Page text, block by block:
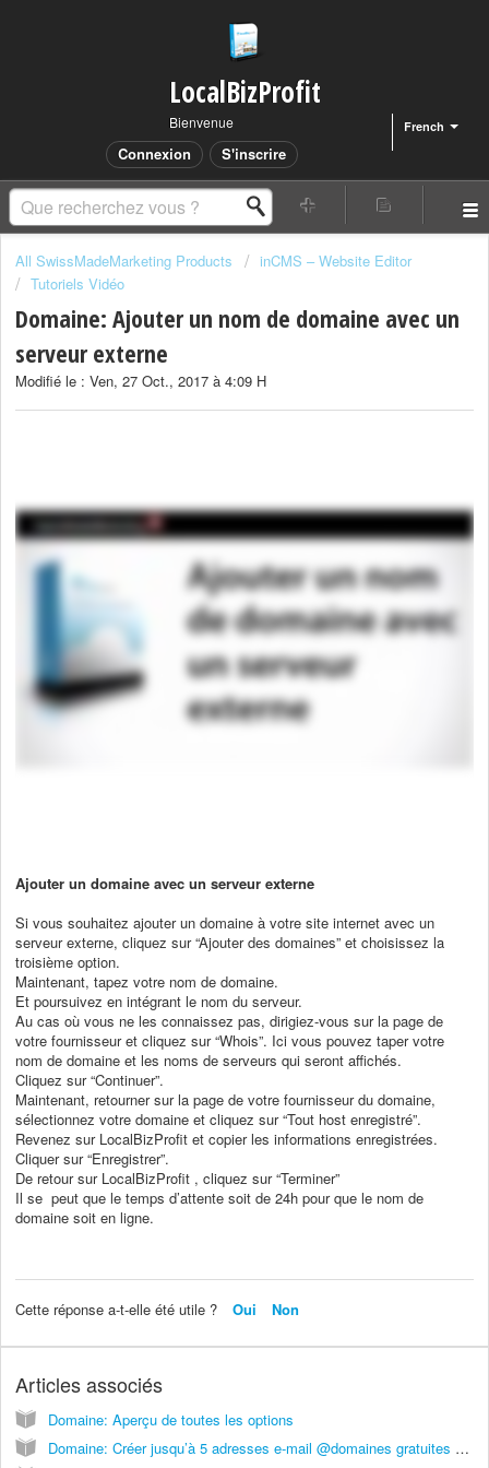
LocalBizProfit
French
Bienvenue
Connexion S'inscrire
All SwissMadeMarketing Products
inCMS – Website Editor
Tutoriels Vidéo
Domaine: Ajouter un nom de domaine avec un
serveur externe
Modifié le : Ven, 27 Oct., 2017 à 4:09 H
Ajouter un domaine avec un serveur externe
Si vous souhaitez ajouter un domaine à votre site internet avec un
serveur externe, cliquez sur “Ajouter des domaines” et choisissez la
troisième option.
Maintenant, tapez votre nom de domaine.
Et poursuivez en intégrant le nom du serveur.
Au cas où vous ne les connaissez pas, dirigiez-vous sur la page de
votre fournisseur et cliquez sur “Whois”. Ici vous pouvez taper votre
nom de domaine et les noms de serveurs qui seront affichés.
Cliquez sur “Continuer”.
Maintenant, retourner sur la page de votre fournisseur du domaine,
sélectionnez votre domaine et cliquez sur “Tout host enregistré”.
Revenez sur LocalBizProfit et copier les informations enregistrées.
Cliquer sur “Enregistrer”.
De retour sur LocalBizProfit , cliquez sur “Terminer”
Il se peut que le temps d’attente soit de 24h pour que le nom de
domaine soit en ligne.
Cette réponse a-t-elle été utile ? Oui Non
Articles associés
Domaine: Aperçu de toutes les options
Domaine: Créer jusqu’à 5 adresses e-mail @domaines gratuites avec Zoho